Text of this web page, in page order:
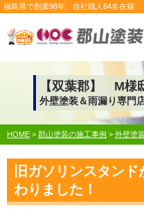
福島県で創業98年 、自社職人 64名在籍
【双葉郡】 M様
外壁塗装＆雨漏り専門
HOME > 郡山塗装の施工事例 > 外壁塗装
旧ガソリンスタン
わりました！